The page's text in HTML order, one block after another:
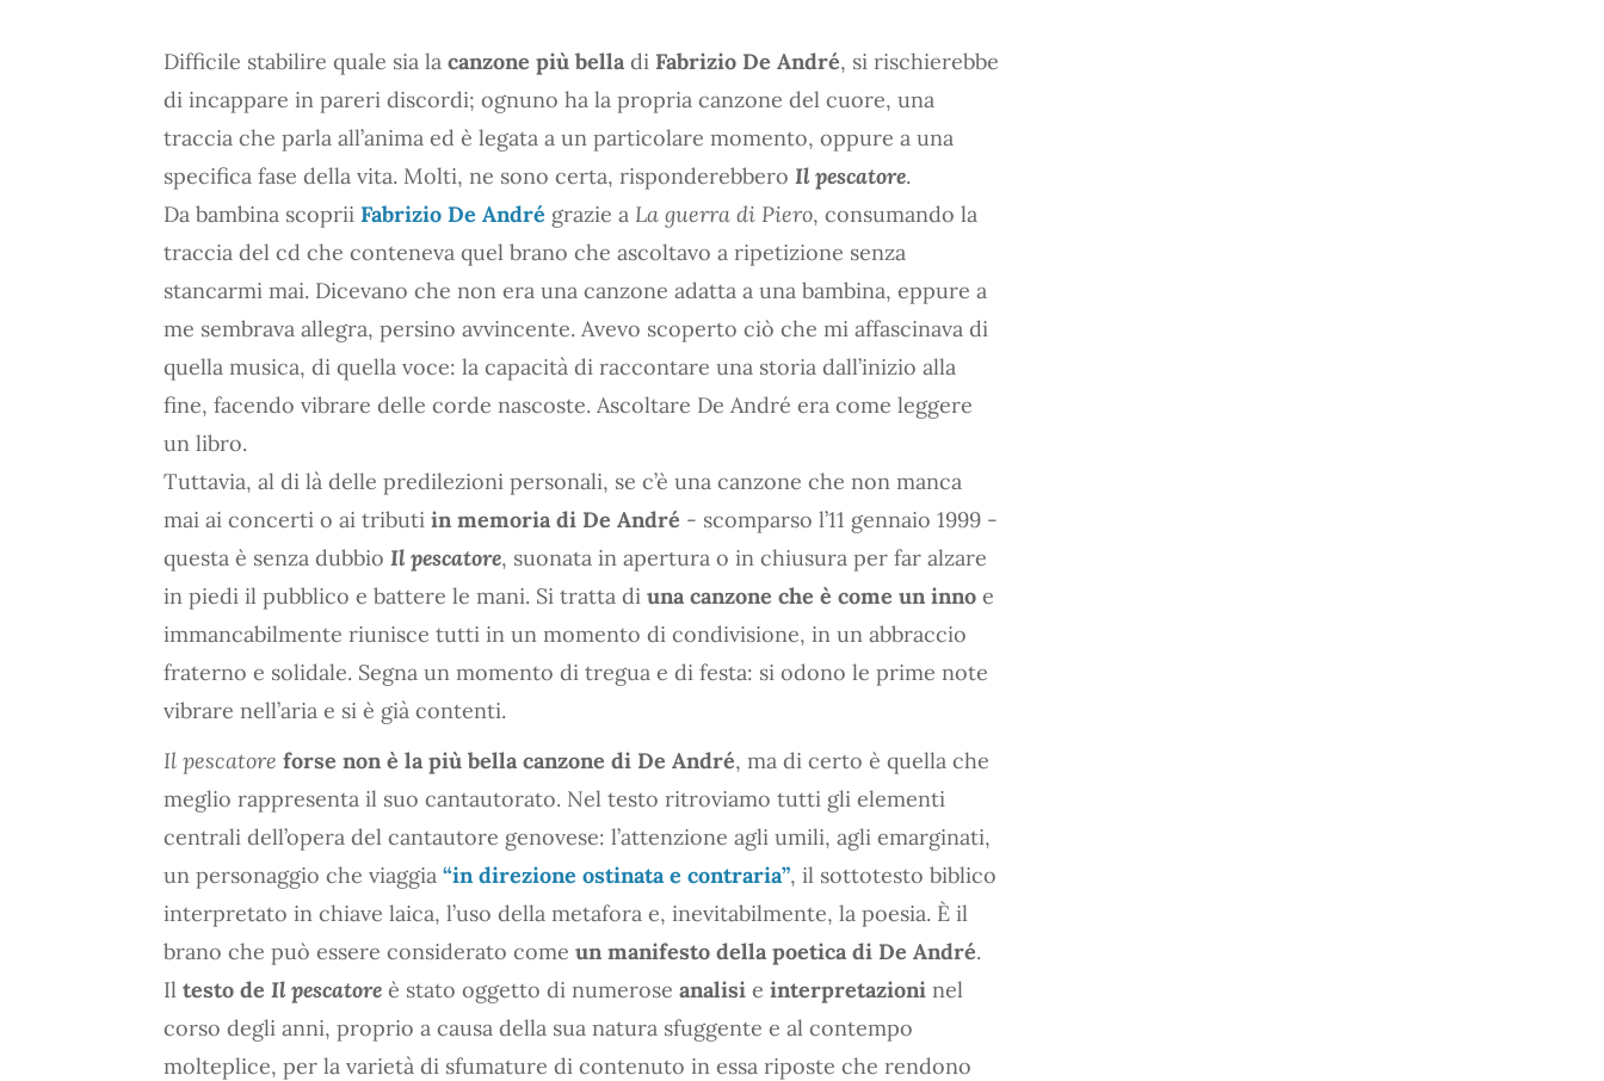
Difficile stabilire quale sia la canzone più bella di Fabrizio De André, si rischierebbe
di incappare in pareri discordi; ognuno ha la propria canzone del cuore, una
traccia che parla all’anima ed è legata a un particolare momento, oppure a una
specifica fase della vita. Molti, ne sono certa, risponderebbero Il pescatore.
Da bambina scoprii Fabrizio De André grazie a La guerra di Piero, consumando la
traccia del cd che conteneva quel brano che ascoltavo a ripetizione senza
stancarmi mai. Dicevano che non era una canzone adatta a una bambina, eppure a
me sembrava allegra, persino avvincente. Avevo scoperto ciò che mi affascinava di
quella musica, di quella voce: la capacità di raccontare una storia dall’inizio alla
fine, facendo vibrare delle corde nascoste. Ascoltare De André era come leggere
un libro.
Tuttavia, al di là delle predilezioni personali, se c’è una canzone che non manca
mai ai concerti o ai tributi in memoria di De André - scomparso l’11 gennaio 1999 -
questa è senza dubbio Il pescatore, suonata in apertura o in chiusura per far alzare
in piedi il pubblico e battere le mani. Si tratta di una canzone che è come un inno e
immancabilmente riunisce tutti in un momento di condivisione, in un abbraccio
fraterno e solidale. Segna un momento di tregua e di festa: si odono le prime note
vibrare nell’aria e si è già contenti.
Il pescatore forse non è la più bella canzone di De André, ma di certo è quella che
meglio rappresenta il suo cantautorato. Nel testo ritroviamo tutti gli elementi
centrali dell’opera del cantautore genovese: l’attenzione agli umili, agli emarginati,
un personaggio che viaggia “in direzione ostinata e contraria”, il sottotesto biblico
interpretato in chiave laica, l’uso della metafora e, inevitabilmente, la poesia. È il
brano che può essere considerato come un manifesto della poetica di De André.
Il testo de Il pescatore è stato oggetto di numerose analisi e interpretazioni nel
corso degli anni, proprio a causa della sua natura sfuggente e al contempo
molteplice, per la varietà di sfumature di contenuto in essa riposte che rendono